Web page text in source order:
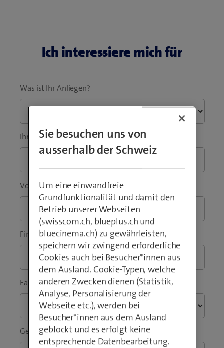
Ich interessiere mich für
Was ist Ihr Anliegen?
Ihr Anliegen*
Vorname* Nachname
Firma / Institution*
Fachbereich*
Geschäftliche E-Mail-Adresse*
Sie besuchen uns von
ausserhalb der Schweiz
Um eine einwandfreie
Grundfunktionalität und damit den
Betrieb unserer Webseiten
(swisscom.ch, blueplus.ch und
bluecinema.ch) zu gewährleisten,
speichern wir zwingend erforderliche
Cookies auch bei Besucher*innen aus
dem Ausland. Cookie-Typen, welche
anderen Zwecken dienen (Statistik,
Analyse, Personalisierung der
Webseite etc.), werden bei
Besucher*innen aus dem Ausland
geblockt und es erfolgt keine
entsprechende Datenbearbeitung.